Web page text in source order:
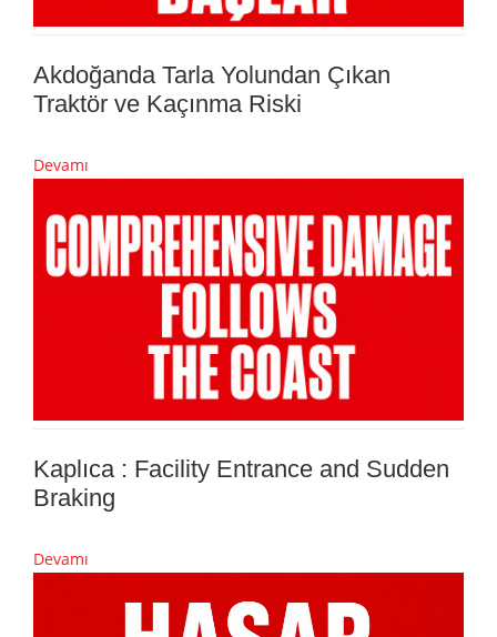
Akdoğanda Tarla Yolundan Çıkan
Traktör ve Kaçınma Riski
Devamı
Kaplıca : Facility Entrance and Sudden
Braking
Devamı